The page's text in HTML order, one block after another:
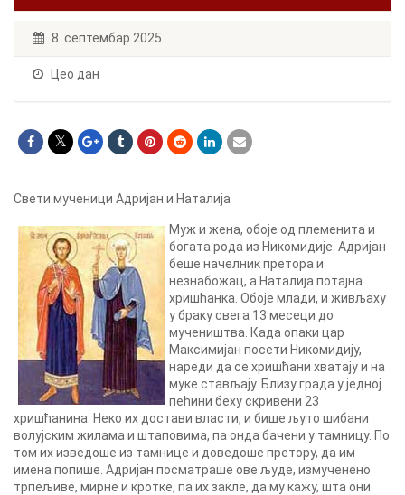
8. септембар 2025.
Цео дан
Свети мученици Адријан и Наталија
Муж и жена, обоје од племенита и
богата рода из Никомидије. Адријан
беше начелник претора и
незнабожац, а Наталија потајна
хришћанка. Обоје млади, и живљаху
у браку свега 13 месеци до
мучеништва. Када опаки цар
Максимијан посети Никомидију,
нареди да се хришћани хватају и на
муке стављају. Близу града у једној
пећини беху скривени 23
хришћанина. Неко их достави власти, и бише љуто шибани
волујским жилама и штаповима, па онда бачени у тамницу. По
том их изведоше из тамнице и доведоше претору, да им
имена попише. Адријан посматраше ове људе, измученено
трпељиве, мирне и кротке, па их закле, да му кажу, шта они